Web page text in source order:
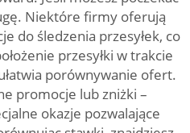
Niektóre firmy oferują
do śledzenia przesyłek, co
przesyłki w trakcie
porównywanie ofert.
promocje lub zniżki –
okazje pozwalające